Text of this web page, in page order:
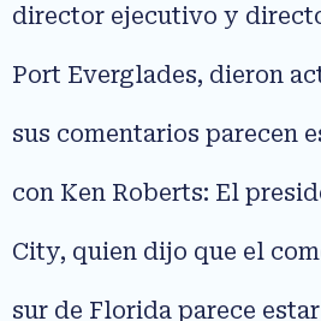
director ejecutivo y
Port Everglades, dieron
sus comentarios parecen
con Ken Roberts: El
City, quien dijo que el
sur de Florida parece